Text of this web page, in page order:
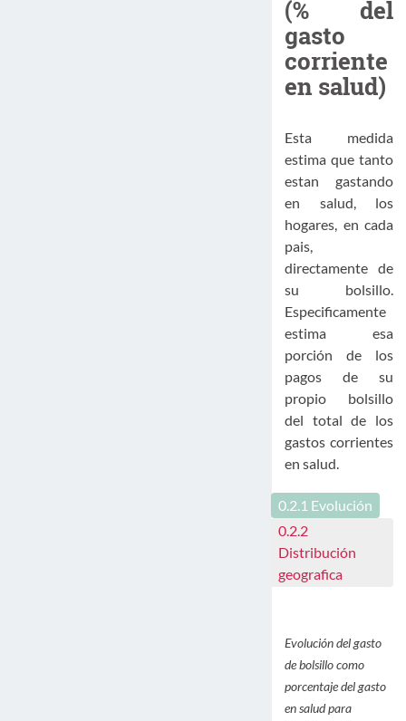
(% del
gasto
corriente
en salud)
Esta medida
estima que tanto
estan gastando
en salud, los
hogares, en cada
pais,
directamente de
su bolsillo.
Especificamente
estima esa
porción de los
pagos de su
propio bolsillo
del total de los
gastos corrientes
en salud.
0.2.1 Evolución
0.2.2
Distribución
geografica
Evolución del gasto
de bolsillo como
porcentaje del gasto
en salud para